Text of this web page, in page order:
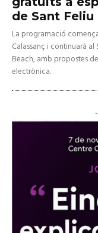
de Sant Feliu
La programació
Calassanç i continuarà
Beach, amb propostes
electrònica.